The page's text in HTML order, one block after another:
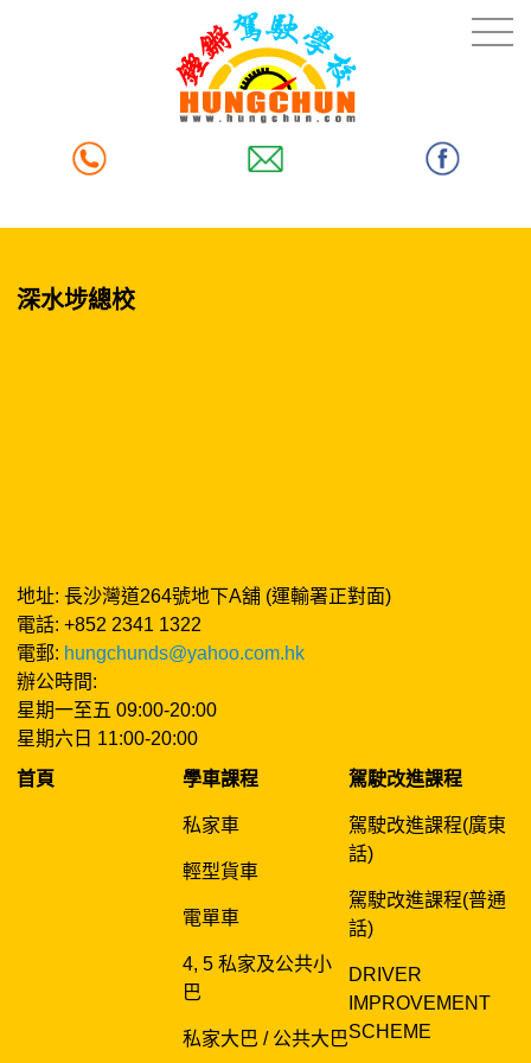
深水埗總校
地址: 長沙灣道264號地下A舖 (運輸署正對面)
電話: +852 2341 1322
電郵: hungchunds@yahoo.com.hk
辦公時間:
星期一至五 09:00-20:00
星期六日 11:00-20:00
首頁
學車課程
私家車
輕型貨車
電單車
4, 5 私家及公共小
巴
私家大巴 / 公共大巴
駕駛改進課程
駕駛改進課程(廣東
話)
駕駛改進課程(普通
話)
DRIVER
IMPROVEMENT
SCHEME